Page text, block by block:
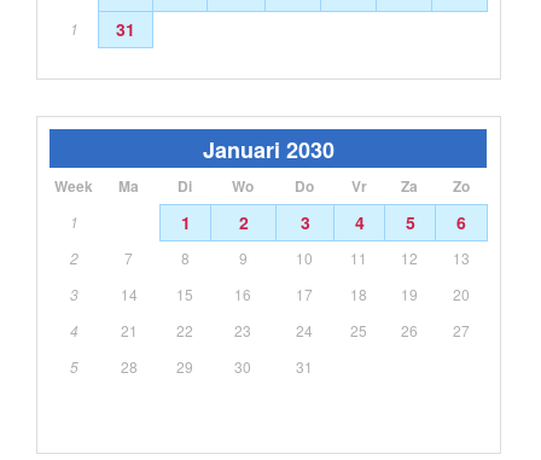
1 31
Januari 2030
Week Ma Di Wo Do Vr Za Zo
1 1 2 3 4 5 6
2 7 8 9 10 11 12
13
3
14 15 16 17 18 19
20
4
21 22 23 24 25 26
27
5
28 29 30 31